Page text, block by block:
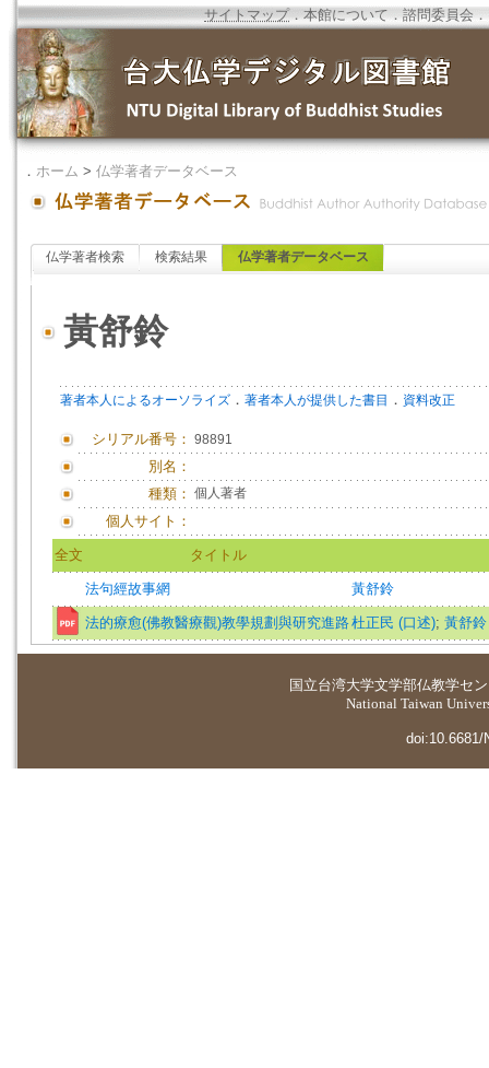
サイトマップ．本館について ．諮問委員会 ．
． ホーム > 仏学著者データベース
仏学著者検索 検索結果 仏学著者データベース
黃舒鈴
著者本人によるオーソライズ ． 著者本人が提供した書目 ． 資料改正
シリアル番号： 98891
別名：
種類： 個人著者
個人サイト：
全文 タイトル
法句經故事網 黃舒鈴
法的療愈(佛教醫療觀)教學規劃與研究進路杜正民 (口述); 黃舒
国立台湾大学文学部仏教学セ
National Taiwan
doi:10.6681/